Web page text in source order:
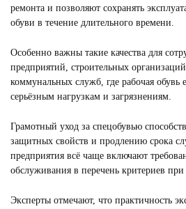
ремонта и позволяют сохранять
обуви в течение длительного времени.
Особенно важны такие качества для
предприятий, строительных
коммунальных служб, где рабочая обувь
серьёзным нагрузкам и загрязнениям.
Грамотный уход за спецобувью
защитных свойств и продлению срока
предприятия всё чаще включают
обслуживания в перечень критериев
Эксперты отмечают, что практичность